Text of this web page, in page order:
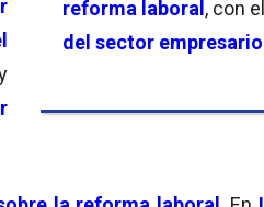
reforma laboral, con el
del sector empresario